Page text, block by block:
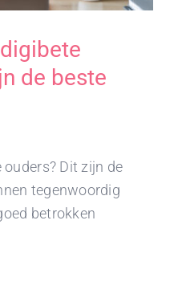
de beste
Dit zijn de
tegenwoordig
betrokken